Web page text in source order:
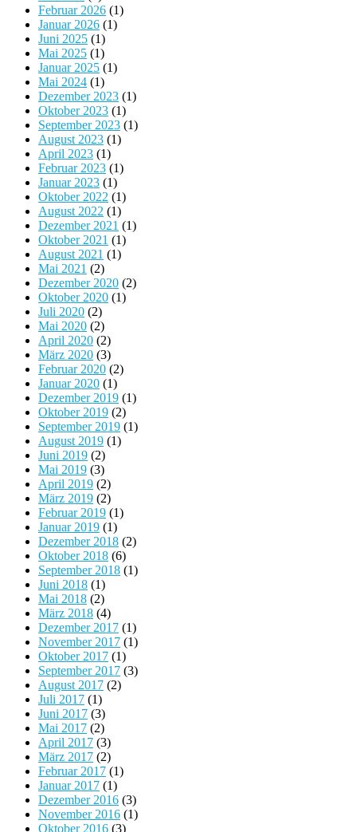
Februar 2026 (1)
Januar 2026 (1)
Juni 2025 (1)
Mai 2025 (1)
Januar 2025 (1)
Mai 2024 (1)
Dezember 2023 (1)
Oktober 2023 (1)
September 2023 (1)
August 2023 (1)
April 2023 (1)
Februar 2023 (1)
Januar 2023 (1)
Oktober 2022 (1)
August 2022 (1)
Dezember 2021 (1)
Oktober 2021 (1)
August 2021 (1)
Mai 2021 (2)
Dezember 2020 (2)
Oktober 2020 (1)
Juli 2020 (2)
Mai 2020 (2)
April 2020 (2)
März 2020 (3)
Februar 2020 (2)
Januar 2020 (1)
Dezember 2019 (1)
Oktober 2019 (2)
September 2019 (1)
August 2019 (1)
Juni 2019 (2)
Mai 2019 (3)
April 2019 (2)
März 2019 (2)
Februar 2019 (1)
Januar 2019 (1)
Dezember 2018 (2)
Oktober 2018 (6)
September 2018 (1)
Juni 2018 (1)
Mai 2018 (2)
März 2018 (4)
Dezember 2017 (1)
November 2017 (1)
Oktober 2017 (1)
September 2017 (3)
August 2017 (2)
Juli 2017 (1)
Juni 2017 (3)
Mai 2017 (2)
April 2017 (3)
März 2017 (2)
Februar 2017 (1)
Januar 2017 (1)
Dezember 2016 (3)
November 2016 (1)
Oktober 2016 (3)